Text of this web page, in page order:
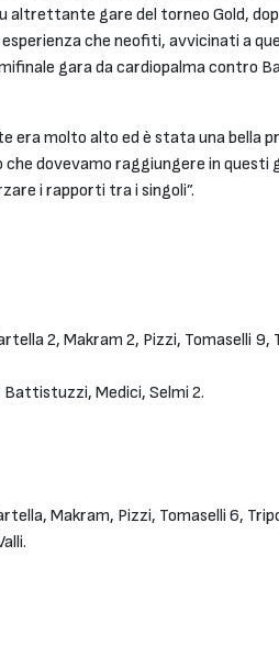
altrettante gare del torneo Gold,
che neofiti, avvicinati a
gara da cardiopalma contro
era molto alto ed è stata una bella
dovevamo raggiungere in questi
i rapporti tra i singoli”.
2, Makram 2, Pizzi, Tomaselli 9,
Medici, Selmi 2.
Makram, Pizzi, Tomaselli 6,